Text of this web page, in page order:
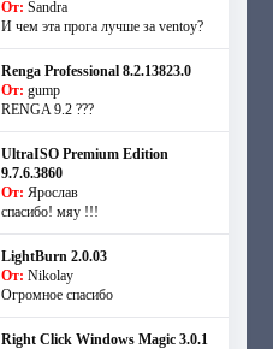
От: Sandra
И чем эта прога лучше за ventoy?
Renga Professional 8.2.13823.0
От: gump
RENGA 9.2 ???
UltraISO Premium Edition
9.7.6.3860
От: Ярослав
спасибо! мяу !!!
LightBurn 2.0.03
От: Nikolay
Огромное спасибо
Right Click Windows Magic 3.0.1